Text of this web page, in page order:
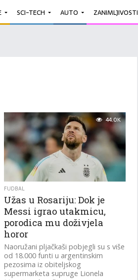
SCI-TECH AUTO ZANIMLJIVOSTI
44.0K
FUDBAL
Užas u Rosariju: Dok je
Messi igrao utakmicu,
porodica mu doživjela
horor
Naoružani pljačkaši pobjegli su s više
od 18.000 funti u argentinskim
pezosima iz obiteljskog
supermarketa supruge Lionela